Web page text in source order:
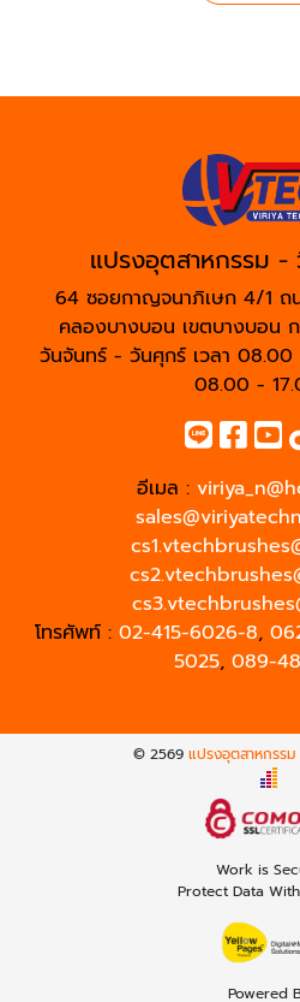
แปรงอุตสาหกรรม -
64 ซอยกาญจนาภิเษก 4/1 ถ
คลองบางบอน เขตบางบอน
วันจันทร์ - วันศุกร์ เวลา 08.00
08.00 -
อีเมล :
โทรศัพท์ : 02-415-6026-8,
5025, 089-
© 2569แปรงอุตสาหกรรม
Work is
Protect Data
Powered